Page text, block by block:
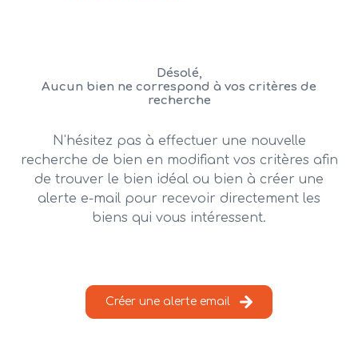
mail
contact
Désolé,
Aucun bien ne correspond à vos critères de
recherche
N'hésitez pas à effectuer une nouvelle
recherche de bien en modifiant vos critères afin
de trouver le bien idéal ou bien à créer une
alerte e-mail pour recevoir directement les
biens qui vous intéressent.
Créer une alerte email